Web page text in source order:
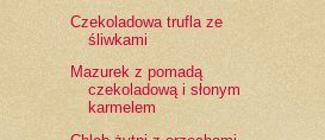
Czekoladowa trufla ze
śliwkami
Mazurek z pomadą
czekoladową i słonym
karmelem